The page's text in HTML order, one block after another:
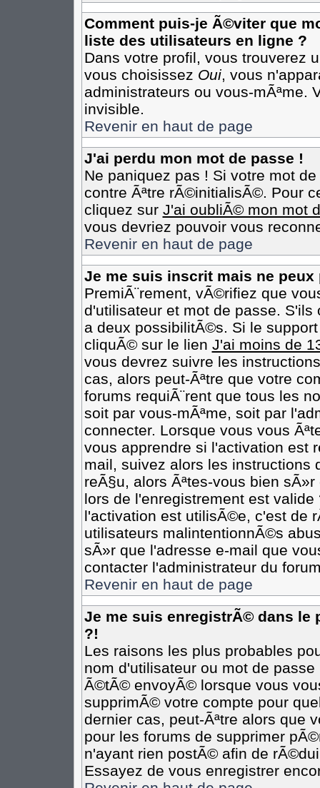
Comment puis-je Ã©viter que
liste des utilisateurs en ligne ?
Dans votre profil, vous trouverez
vous choisissez Oui, vous
administrateurs ou vous-mÃªme.
invisible.
Revenir en haut de page
J'ai perdu mon mot de passe !
Ne paniquez pas ! Si votre mot
contre Ãªtre rÃ©initialisÃ©. Pour
cliquez sur J'ai oubliÃ© mon mot
vous devriez pouvoir vous
Revenir en haut de page
Je me suis inscrit mais ne peux
PremiÃ¨rement, vÃ©rifiez que
d'utilisateur et mot de passe.
a deux possibilitÃ©s. Si le
cliquÃ© sur le lien J'ai moins de
vous devrez suivre les
cas, alors peut-Ãªtre que votre
forums requiÃ¨rent que tous les
soit par vous-mÃªme, soit par
connecter. Lorsque vous vous
vous apprendre si l'activation est
mail, suivez alors les instructions
reÃ§u, alors Ãªtes-vous bien
lors de l'enregistrement est
l'activation est utilisÃ©e, c'est de
utilisateurs malintentionnÃ©s
sÃ»r que l'adresse e-mail que
contacter l'administrateur du
Revenir en haut de page
Je me suis enregistrÃ© dans le
?!
Les raisons les plus probables
nom d'utilisateur ou mot de
Ã©tÃ© envoyÃ© lorsque vous
supprimÃ© votre compte pour
dernier cas, peut-Ãªtre alors que
pour les forums de supprimer
n'ayant rien postÃ© afin de
Essayez de vous enregistrer